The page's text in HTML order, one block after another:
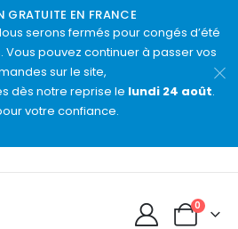
GRATUITE EN FRANCE
serons fermés pour congés d’été
. Vous pouvez continuer à passer vos
sur le site,
dès notre reprise le lundi 24 août.
votre confiance.
0